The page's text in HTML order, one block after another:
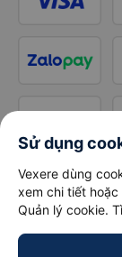
Sử dụng
Vexere dùng
xem chi tiết
Quản lý cookie.